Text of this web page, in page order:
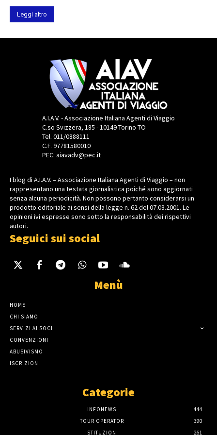
Leggi altro
A.I.A.V. - Associazione Italiana Agenti di Viaggio
C.so Svizzera, 185 - 10149 Torino TO
Tel. 011/0888111
C.F. 97781580010
PEC: aiavadv@pec.it
I blog di A.I.A.V. – Associazione Italiana Agenti di Viaggio – non
rappresentano una testata giornalistica poiché sono aggiornati
senza alcuna periodicità. Non possono pertanto considerarsi un
prodotto editoriale ai sensi della legge n. 62 del 07.03.2001. Le
opinioni ivi espresse sono sotto la responsabilità dei rispettivi
autori.
Seguici sui social
Menù
HOME
CHI SIAMO
SERVIZI AI SOCI
CONVENZIONI
ABUSIVISMO
ISCRIZIONI
Categorie
INFONEWS
444
TOUR OPERATOR
390
ISTITUZIONI
261